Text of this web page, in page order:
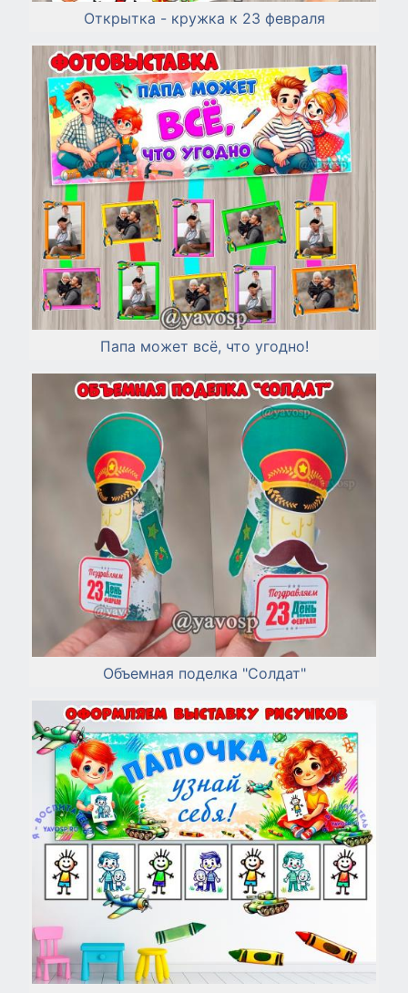
Открытка - кружка к 23 февраля
Папа может всё, что угодно!
Объемная поделка "Солдат"